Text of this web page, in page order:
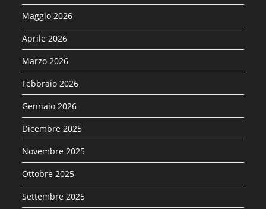
Maggio 2026
Aprile 2026
Marzo 2026
Febbraio 2026
Gennaio 2026
Dicembre 2025
Novembre 2025
Ottobre 2025
Settembre 2025